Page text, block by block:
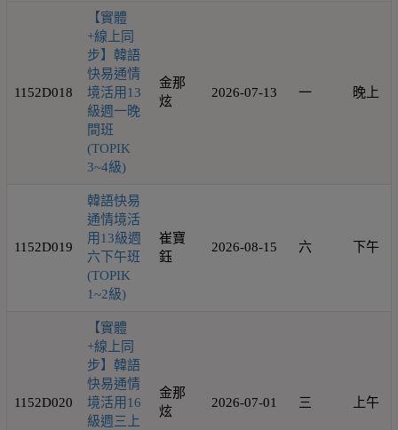
1152D018
【實體
+線上同
步】韓語
快易通情
境活用13
級週一晚
間班
(TOPIK
3~4級)
金那
炫
2026-07-13 一 晚上
1152D019
韓語快易
通情境活
用13級週
六下午班
(TOPIK
1~2級)
崔寶
鈺
2026-08-15 六 下午
1152D020
【實體
+線上同
步】韓語
快易通情
境活用16
級週三上
金那
炫
2026-07-01 三 上午